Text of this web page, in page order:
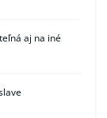
aj na iné